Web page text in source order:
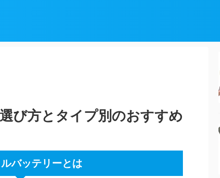
び方とタイプ別のおすすめ
バッテリーとは